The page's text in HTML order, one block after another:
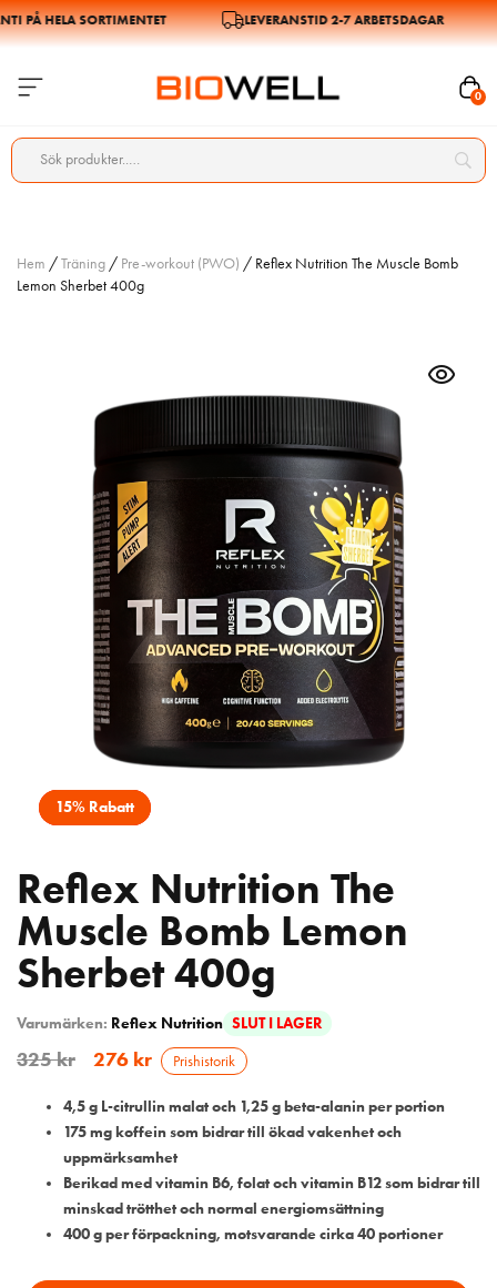
HELA SORTIMENTET LEVERANSTID 2-7 ARBETSDAGAR
0
Hem /Träning / Pre-workout (PWO) / Reflex Nutrition The Muscle Bomb
Lemon Sherbet 400g
15% Rabatt
Reflex Nutrition The
Muscle Bomb Lemon
Sherbet 400g
Varumärken: Reflex Nutrition SLUT I LAGER
325kr 276 kr Prishistorik
4,5 g L-citrullin malat och 1,25 g beta-alanin per portion
175 mg koffein som bidrar till ökad vakenhet och
uppmärksamhet
Berikad med vitamin B6, folat och vitamin B12 som bidrar till
minskad trötthet och normal energiomsättning
400 g per förpackning, motsvarande cirka 40 portioner